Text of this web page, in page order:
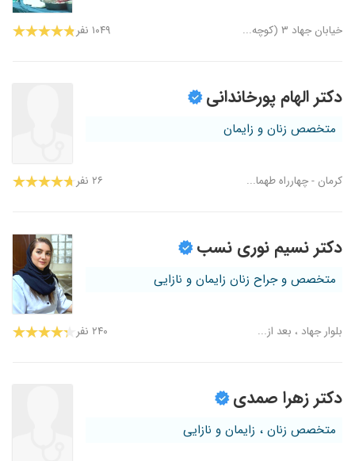
خیابان جهاد ۳ (کوچه... ۱۰۴۹ نفر
دکتر الهام پورخاندانی
متخصص زنان و زایمان
کرمان - چهارراه طهما... ۲۶ نفر
دکتر نسیم نوری نسب
متخصص و جراح زنان زایمان و نازایی
بلوار جهاد ، بعد از... ۲۴۰ نفر
دکتر زهرا صمدی
متخصص زنان ، زایمان و نازایی